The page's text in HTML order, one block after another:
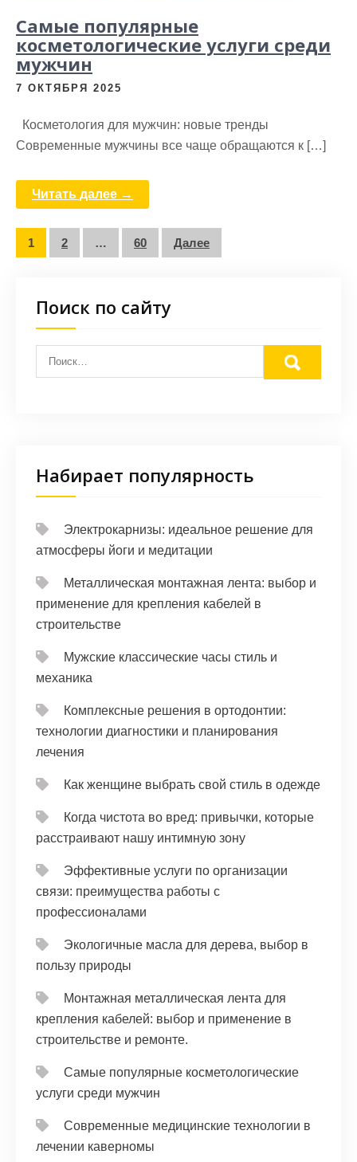
Самые популярные
косметологические услуги среди
мужчин
7 ОКТЯБРЯ 2025
Косметология для мужчин: новые тренды
Современные мужчины все чаще обращаются к […]
Читать далее →
Пагинация
1 2 … 60 Далее
Поиск по сайту
Набирает популярность
Электрокарнизы: идеальное решение для
атмосферы йоги и медитации
Металлическая монтажная лента: выбор и
применение для крепления кабелей в
строительстве
Мужские классические часы стиль и
механика
Комплексные решения в ортодонтии:
технологии диагностики и планирования
лечения
Как женщине выбрать свой стиль в одежде
Когда чистота во вред: привычки, которые
расстраивают нашу интимную зону
Эффективные услуги по организации
связи: преимущества работы с
профессионалами
Экологичные масла для дерева, выбор в
пользу природы
Монтажная металлическая лента для
крепления кабелей: выбор и применение в
строительстве и ремонте.
Самые популярные косметологические
услуги среди мужчин
Современные медицинские технологии в
лечении каверномы